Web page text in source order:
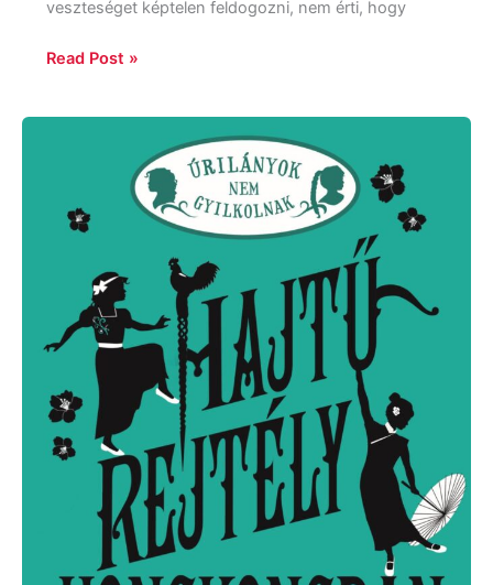
veszteséget képtelen feldogozni, nem érti, hogy
Read Post »
rejtély
Hongkongban